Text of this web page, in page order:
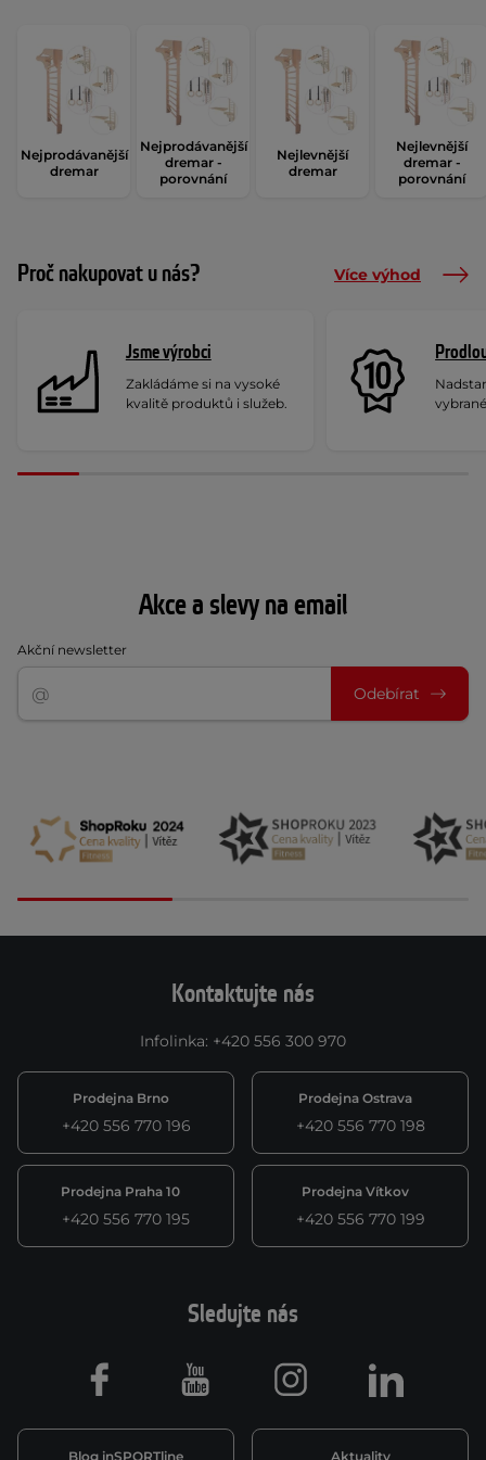
Nejprodávanější
dremar
Nejprodávanější
dremar -
porovnání
Nejlevnější
dremar
Nejlevnější
dremar -
porovnání
Proč nakupovat u nás? Více výhod
Jsme výrobci
Zakládáme si na vysoké
kvalitě produktů i služeb.
Akce a slevy na email
Akční newsletter
Odebírat
Kontaktujte nás
Infolinka: +420 556 300 970
Prodejna Brno
+420 556 770 196
Prodejna Ostrava
+420 556 770 198
Prodejna Praha 10
+420 556 770 195
Prodejna Vítkov
+420 556 770 199
Sledujte nás
Blog inSPORTline Aktuality
Facebook Youtube Instagram LinkedIn